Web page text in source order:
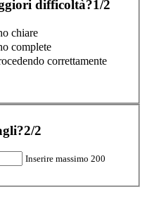
difficoltà?1/2
chiare
complete
correttamente
2/2
Inserire massimo 200